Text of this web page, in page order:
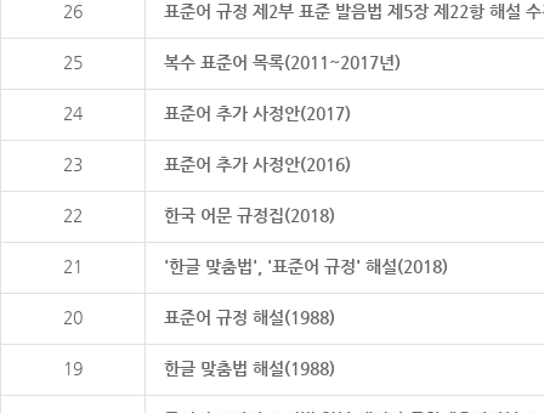
26 표준어 규정 제2부 표준 발음법 제5장 제22항 해설
25 복수 표준어 목록(2011~2017년)
24 표준어 추가 사정안(2017)
23 표준어 추가 사정안(2016)
22 한국 어문 규정집(2018)
21 '한글 맞춤법', '표준어 규정' 해설(2018)
20 표준어 규정 해설(1988)
19 한글 맞춤법 해설(1988)